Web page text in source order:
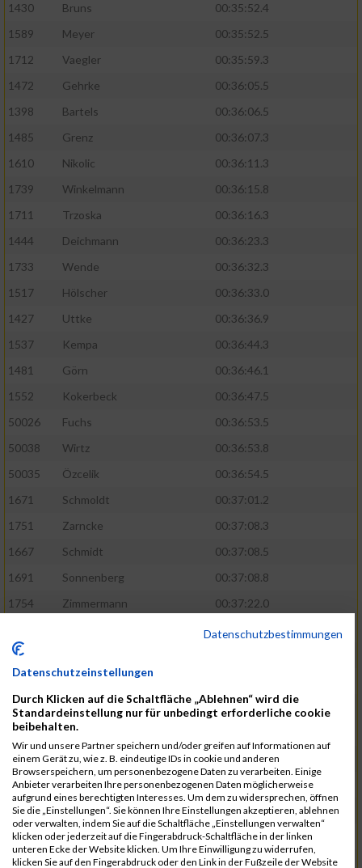
1430
Bruns
00:35:52.4
1589
Meyer
00:35:52.5
1712
Vaegler
00:35:59.3
1472
Gehrke
00:36:05.5
1398
Bartels
00:36:06.5
1485
Grenz
00:36:07.3
1610
Nikolic
00:36:11.3
1739
Winkelmann
00:36:15.8
1711
Trzoska
00:36:16.3
1444
Deichmann
00:36:23.3
1733
Wende
00:36:32.3
1517
Hölscher
00:36:33.0
1427
Uttke
00:36:36.9
1537
Kempa
00:36:44.3
1481
Görn
00:36:46.1
1552
Kokerbeck
00:36:47.5
50026
Fuchs
00:36:53.5
50038
Wirtz
00:36:53.8
50035
Özcelik
00:36:54.5
1671
Schmoldt
00:37:01.2
1751
Zarncke
00:37:08.3
1667
Schmidt
00:37:08.5
1691
Sonnenberg
00:37:08.8
1754
Zimmermann
00:37:22.0
00:37:24.0
1526
1428
Brüning
1586
Mau
00:37:35.5
1670
Schmoldt
1753
Zimbal
00:37:41.5
1513
Heynen
00:37:42.0
1722
Walther
00:37:43.0
1365
Laß
00:37:43.8
1574
Linz 00:37:48.8
Datenschutzbestimmungen
Datenschutzeinstellungen
Durch Klicken auf die Schaltfläche „Ablehnen“ wird die
Standardeinstellung nur für unbedingt erforderliche cookie
beibehalten.
Wir und unsere Partner speichern und/oder greifen auf Informationen auf
einem Gerät zu, wie z. B. eindeutige IDs in cookie und anderen
Browserspeichern, um personenbezogene Daten zu verarbeiten. Einige
Anbieter verarbeiten Ihre personenbezogenen Daten möglicherweise
aufgrund eines berechtigten Interesses. Um dem zu widersprechen, öffnen
Sie die „Einstellungen“. Sie können Ihre Einstellungen akzeptieren, ablehnen
oder verwalten, indem Sie auf die Schaltfläche „Einstellungen verwalten“
klicken oder jederzeit auf die Fingerabdruck-Schaltfläche in der linken
unteren Ecke der Website klicken. Um Ihre Einwilligung zu widerrufen,
klicken Sie auf den Fingerabdruck oder den Link in der Fußzeile der Website